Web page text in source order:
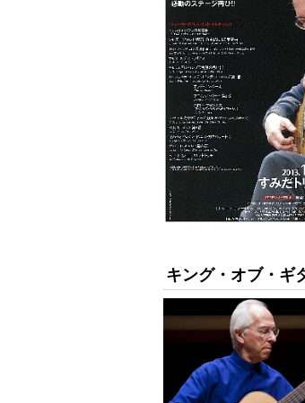
キング・オブ・ギ